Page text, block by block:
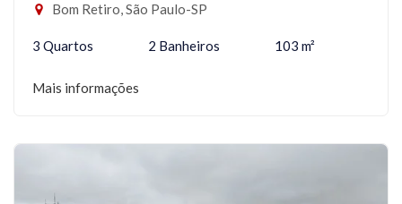
Bom Retiro, São Paulo-SP
3 Quartos 2 Banheiros 103 m²
Mais informações